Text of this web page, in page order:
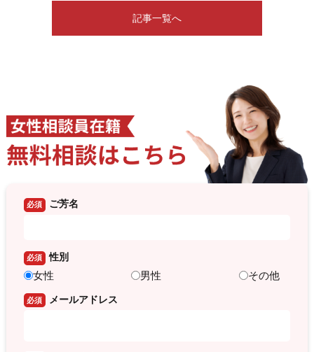
記事一覧へ
必須 ご芳名
必須 性別
女性 男性 その他
必須 メールアドレス